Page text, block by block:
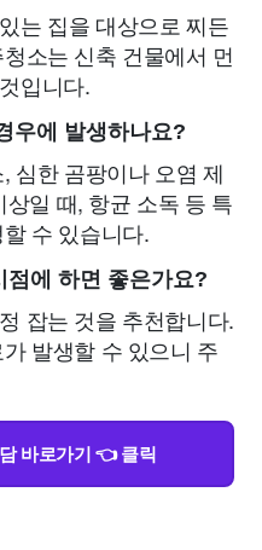
는 집을 대상으로 찌든
소는 신축 건물에서 먼
입니다.
우에 발생하나요?
심한 곰팡이나 오염 제
일 때, 항균 소독 등 특
수 있습니다.
점에 하면 좋은가요?
잡는 것을 추천합니다.
발생할 수 있으니 주
바로가기 👈 클릭